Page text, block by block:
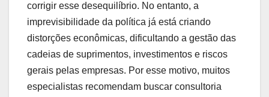
corrigir esse desequilíbrio. No entanto, a
imprevisibilidade da política já está criando
distorções econômicas, dificultando a gestão das
cadeias de suprimentos, investimentos e riscos
gerais pelas empresas. Por esse motivo, muitos
especialistas recomendam buscar consultoria